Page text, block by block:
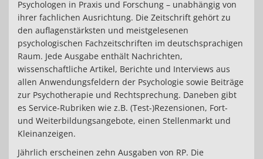
Psychologen in Praxis und Forschung – unabhängig von
ihrer fachlichen Ausrichtung. Die Zeitschrift gehört zu
den auflagenstärksten und meistgelesenen
psychologischen Fachzeitschriften im deutschsprachigen
Raum. Jede Ausgabe enthält Nachrichten,
wissenschaftliche Artikel, Berichte und Interviews aus
allen Anwendungsfeldern der Psychologie sowie Beiträge
zur Psychotherapie und Rechtsprechung. Daneben gibt
es Service-Rubriken wie z.B. (Test-)Rezensionen, Fort-
und Weiterbildungsangebote, einen Stellenmarkt und
Kleinanzeigen.
Jährlich erscheinen zehn Ausgaben von RP. Die